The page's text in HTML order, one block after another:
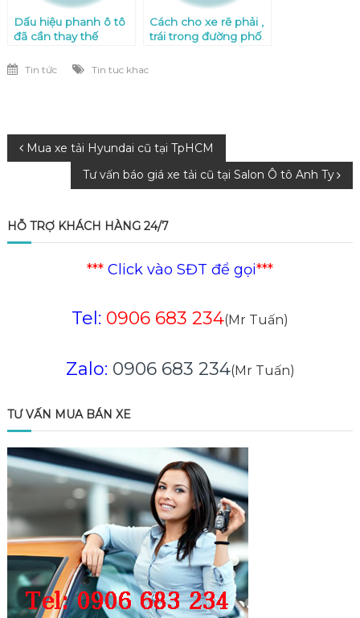
Dấu hiệu phanh ô tô
đã cần thay thế
Cách cho xe rẽ phải ,
trái trong đường phố
Tin tức Tin tuc khac
Điều
hướng
bài
Mua xe tải Hyundai cũ tại TpHCM
Tư vấn báo giá xe tải cũ tại Salon Ô tô Anh Ty
HỖ TRỢ KHÁCH HÀNG 24/7
*** Click vào SĐT để gọi***
Tel: 0906 683 234(Mr Tuấn)
Zalo: 0906 683 234(Mr Tuấn)
TƯ VẤN MUA BÁN XE